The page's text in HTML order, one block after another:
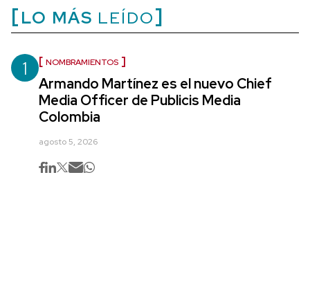
LO MÁS LEÍDO
1 NOMBRAMIENTOS
Armando Martínez es el nuevo Chief
Media Officer de Publicis Media
Colombia
agosto 5, 2026